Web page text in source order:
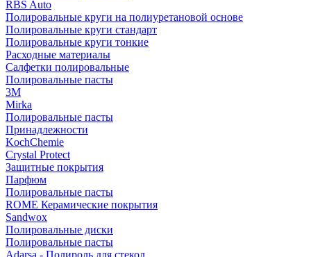
RBS Auto
Полировальные круги на полиуретановой основе
Полировальные круги стандарт
Полировальные круги тонкие
Расходные материалы
Салфетки полировальные
Полировальные пасты
3М
Mirka
Полировальные пасты
Принадлежности
KochChemie
Crystal Protect
Защитные покрытия
Парфюм
Полировальные пасты
ROME Керамические покрытия
Sandwox
Полировальные диски
Полировальные пасты
Adarsa - Полироль для стекол